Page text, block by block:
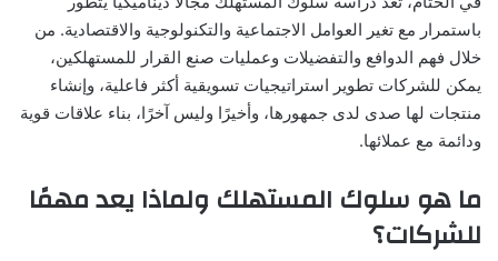
باستمرار مع تغير العوامل الاجتماعية والتكنولوجية والاقتصادية. من
خلال فهم الدوافع والتفضيلات وعمليات صنع القرار للمستهلكين،
يمكن للشركات تطوير استراتيجيات تسويقية أكثر فاعلية، وإنشاء
منتجات لها صدى لدى جمهورها، وأخيرًا وليس آخرًا، بناء علاقات قوية
ودائمة مع عملائها.
ما هو سلوك المستهلك ولماذا يعد مهمًا
للشركات؟